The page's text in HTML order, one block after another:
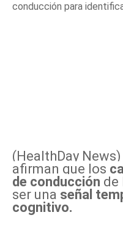
conducción para
(HealthDay
afirman que los
de conducción de
ser una señal
cognitivo.